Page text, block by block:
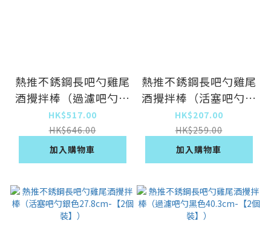
熱推不銹鋼長吧勺雞尾
酒攪拌棒（過濾吧勺金
色40.3cm-【2個
裝】）
HK$517.00
HK$646.00
加入購物車
熱推不銹鋼長吧勺雞尾
酒攪拌棒（活塞吧勺金
色27.8cm-【2個
裝】）
HK$207.00
HK$259.00
加入購物車